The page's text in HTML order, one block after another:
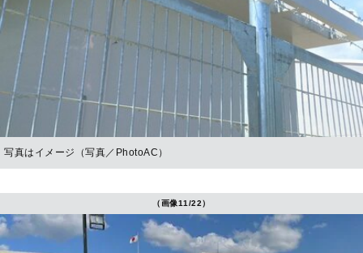
写真はイメージ（写真／PhotoAC）
（画像11/22）